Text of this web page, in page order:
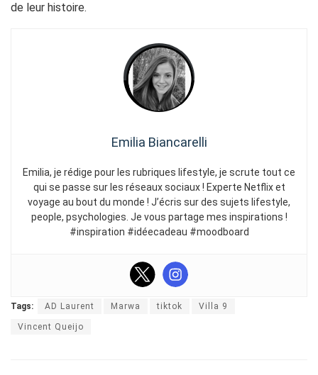
de leur histoire.
Emilia Biancarelli
Emilia, je rédige pour les rubriques lifestyle, je scrute tout ce
qui se passe sur les réseaux sociaux ! Experte Netflix et
voyage au bout du monde ! J’écris sur des sujets lifestyle,
people, psychologies. Je vous partage mes inspirations !
#inspiration #idéecadeau #moodboard
Tags: AD Laurent Marwa tiktok Villa 9
Vincent Queijo